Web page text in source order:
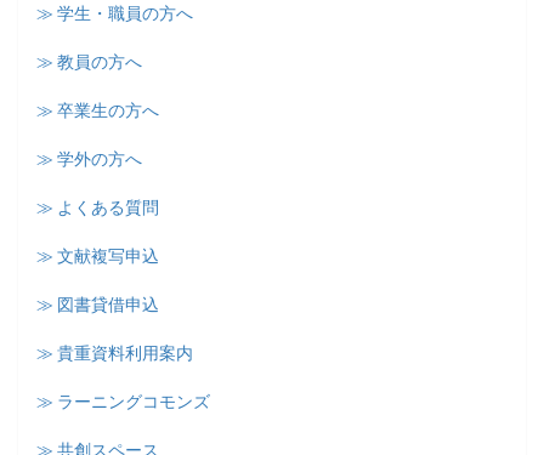
≫ 学生・職員の方へ
≫ 教員の方へ
≫ 卒業生の方へ
≫ 学外の方へ
≫ よくある質問
≫ 文献複写申込
≫ 図書貸借申込
≫ 貴重資料利用案内
≫ ラーニングコモンズ
≫ 共創スペース